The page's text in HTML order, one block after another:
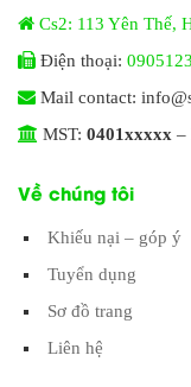
Cs2: 113 Yên Thế,
Điện thoại:
Mail contact:
MST: 0401xxxxx –
Về chúng tôi
Khiếu nại – góp ý
Tuyển dụng
Sơ đồ trang
Liên hệ